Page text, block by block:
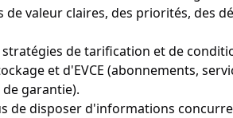
de valeur claires, des priorités, des
stratégies de tarification et de
et d'EVCE (abonnements,
garantie).
de disposer d'informations